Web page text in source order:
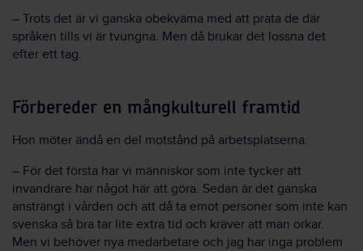
– Trots det är vi ganska obekväma med att prata de där
språken tills vi är tvungna. Men då brukar det lossna det
efter ett tag.
Förbereder en mångkulturell framtid
Hon möter ändå en del motstånd på arbetsplatserna.
– För det första har vi människor som inte tycker att
invandrare har något här att göra. Sedan är det ganska
ansträngt i vården och att då ta emot personer som inte kan
svenska så bra tar lite extra tid och kräver att man orkar.
Men vi behöver nya medarbetare och jag har inga problem